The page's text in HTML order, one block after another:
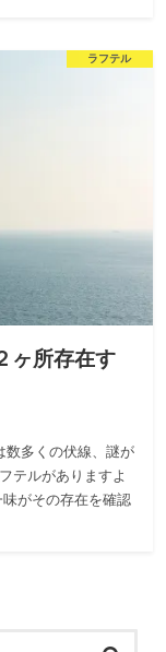
ラフテル
ヶ所存在す
数多くの伏線、謎が
テルがありますよ
がその存在を確認